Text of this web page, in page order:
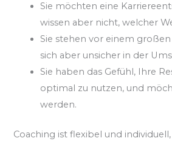
Sie möchten eine
wissen aber nicht, welcher
Sie stehen vor einem
sich aber unsicher in der
Sie haben das Gefühl, Ihre
optimal zu nutzen, und
werden.
Coaching ist flexibel und